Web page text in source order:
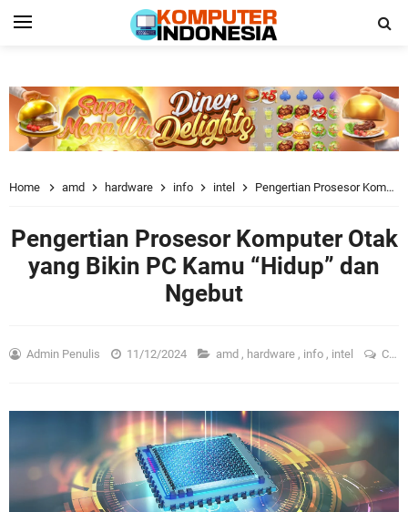
Home amd hardware info intel Pengertian Prosesor Komputer Otak yang Bikin PC Kamu “Hidup” dan Ngebut
Pengertian Prosesor Komputer Otak
yang Bikin PC Kamu “Hidup” dan
Ngebut
Admin Penulis 11/12/2024 amd , hardware , info , intel Comment